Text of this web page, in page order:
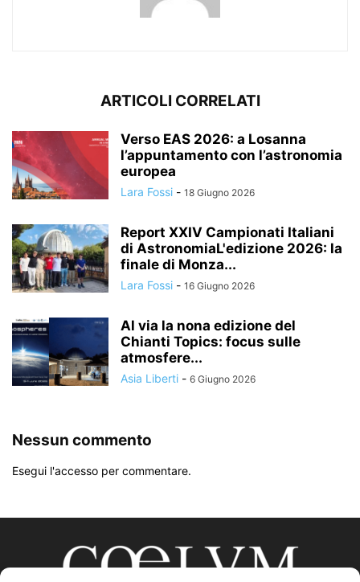
ARTICOLI CORRELATI
Verso EAS 2026: a Losanna
l’appuntamento con l’astronomia
europea
Lara Fossi - 18 Giugno 2026
Report XXIV Campionati Italiani
di AstronomiaL'edizione 2026: la
finale di Monza...
Lara Fossi - 16 Giugno 2026
Al via la nona edizione del
Chianti Topics: focus sulle
atmosfere...
Asia Liberti - 6 Giugno 2026
Nessun commento
Esegui l'accesso per commentare.